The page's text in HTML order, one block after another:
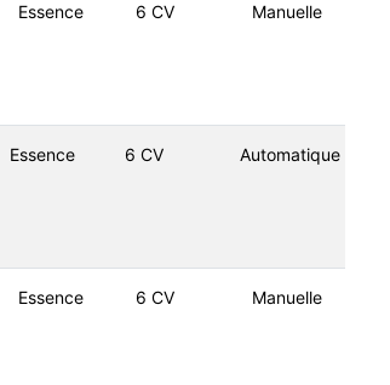
Essence 6 CV Manuelle
Essence 6 CV Automatique
Essence 6 CV Manuelle